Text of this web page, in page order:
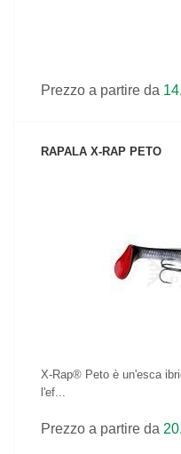
Prezzo a partire da
RAPALA X-RAP PETO
X-Rap® Peto è un'esca
l'ef...
Prezzo a partire da